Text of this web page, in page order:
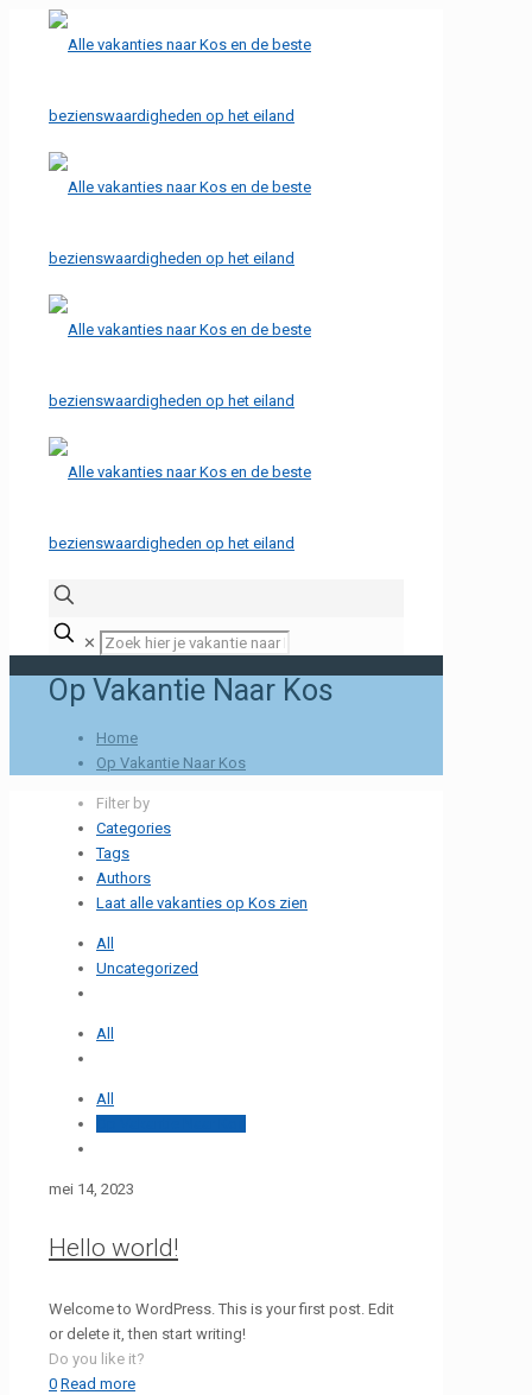
✕
Op Vakantie Naar Kos
Home
Op Vakantie Naar Kos
Filter by
Categories
Tags
Authors
Laat alle vakanties op Kos zien
All
Uncategorized
All
All
mei 14, 2023
Hello world!
Welcome to WordPress. This is your first post. Edit
or delete it, then start writing!
Do you like it?
0 Read more